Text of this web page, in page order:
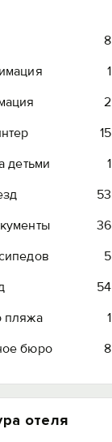
8
1
2
15
детьми
1
53
36
5
54
пляжа
1
бюро
8
отеля